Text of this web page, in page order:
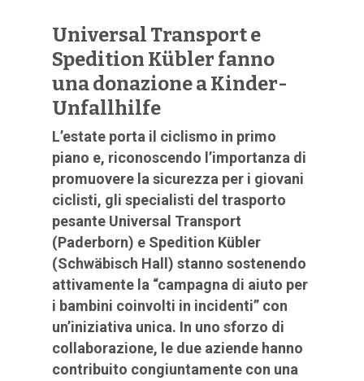
Universal Transport e
Spedition Kübler fanno
una donazione a Kinder-
Unfallhilfe
L’estate porta il ciclismo in primo
piano e, riconoscendo l’importanza di
promuovere la sicurezza per i giovani
ciclisti, gli specialisti del trasporto
pesante Universal Transport
(Paderborn) e Spedition Kübler
(Schwäbisch Hall) stanno sostenendo
attivamente la “campagna di aiuto per
i bambini coinvolti in incidenti” con
un’iniziativa unica. In uno sforzo di
collaborazione, le due aziende hanno
contribuito congiuntamente con una